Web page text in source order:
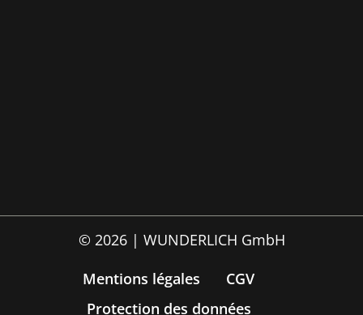
© 2026 | WUNDERLICH GmbH
Mentions légales
CGV
Protection des données